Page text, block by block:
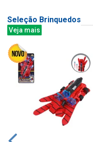
Seleção Brinquedos
Veja mais